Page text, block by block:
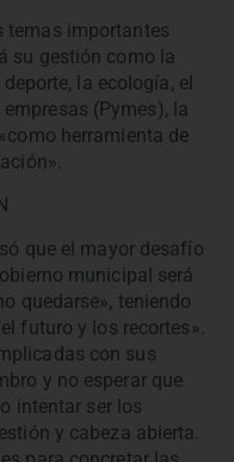
temas importantes
su gestión como la
la ecología, el
(Pymes), la
herramienta de
que el mayor desafío
municipal será
quedarse», teniendo
futuro y los recortes».
con sus
y no esperar que
intentar ser los
y cabeza abierta.